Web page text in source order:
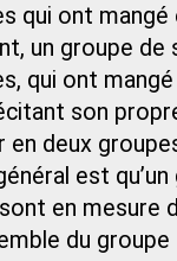
qui ont
un groupe de
qui ont
son
en deux
est
en mesure
du